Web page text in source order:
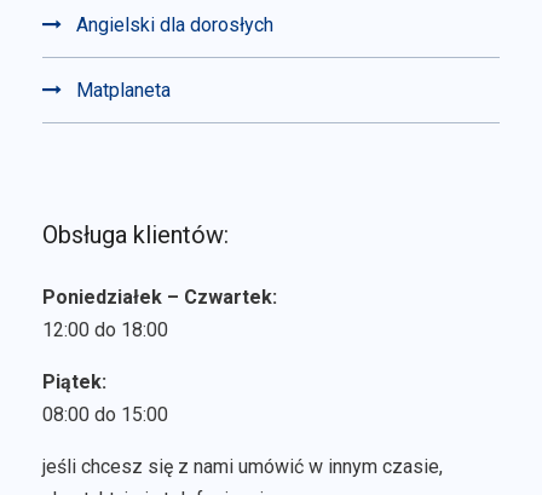
Angielski dla dorosłych
Matplaneta
Obsługa klientów:
Poniedziałek – Czwartek:
12:00 do 18:00
Piątek:
08:00 do 15:00
jeśli chcesz się z nami umówić w innym czasie,